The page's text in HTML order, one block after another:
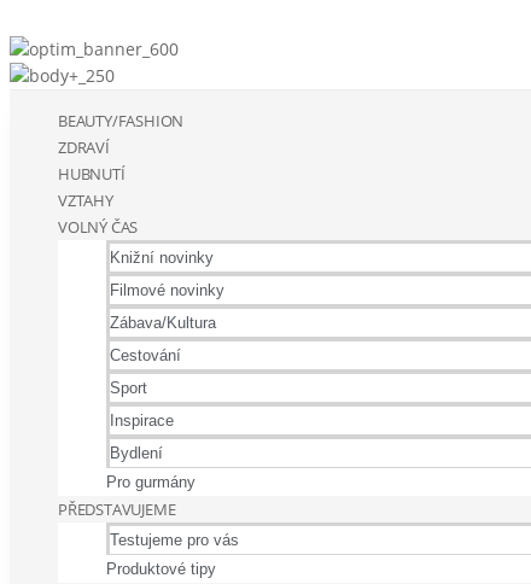
BEAUTY/FASHION
ZDRAVÍ
HUBNUTÍ
VZTAHY
VOLNÝ ČAS
Knižní novinky
Filmové novinky
Zábava/Kultura
Cestování
Sport
Inspirace
Bydlení
Pro gurmány
PŘEDSTAVUJEME
Testujeme pro vás
Produktové tipy